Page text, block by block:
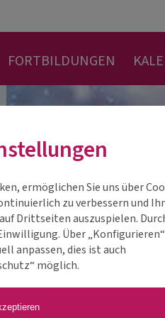
FORTBILDUNGEN
ermöglichen Sie uns über
zu verbessern und
Drittseiten auszuspielen.
Über „Konfigurieren“
anpassen, dies ist auch
möglich.